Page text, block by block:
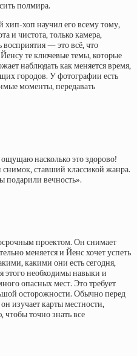
полмира.
хип-хоп научил его всему тому,
и чистота, только камера,
восприятия — это всё, что
Йенсу те ключевые темы, которые
наблюдать как меняется время,
городов. У фотографии есть
моменты, передавать
насколько это здорово!
снимок, ставший классикой жанра.
подарили вечность».
проектом. Он снимает
меняется и Йенс хочет успеть
какими они есть сегодня,
этого необходимы навыки и
опасных мест. Это требует
осторожности. Обычно перед
изучает карты местности,
точно знать все